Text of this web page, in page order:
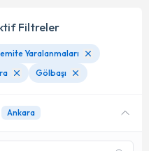
Filtreler
Yaralanmaları
Gölbaşı
Ankara